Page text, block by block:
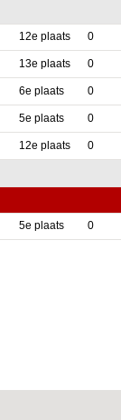
12e plaats 0
13e plaats 0
6e plaats 0
5e plaats 0
12e plaats 0
5e plaats 0